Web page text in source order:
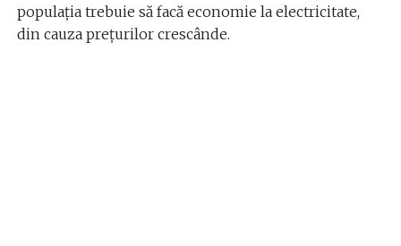
populația trebuie să facă economie la electricitate,
din cauza prețurilor crescânde.